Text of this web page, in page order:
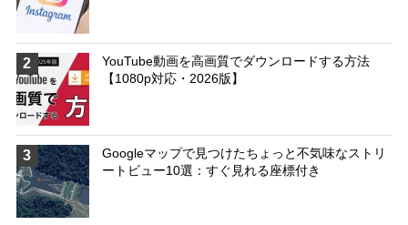
2
YouTube動画を高画質でダウンロードする方法
【1080p対応・2026版】
3
Googleマップで見つけたちょっと不気味なストリ
ートビュー10選：すぐ見れる座標付き